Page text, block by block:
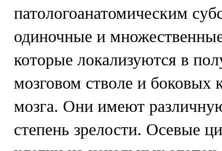
патологоанатомическим
одиночные и
которые локализуются в
мозговом стволе и боковых
мозга. Они имеют
степень зрелости. Осевые